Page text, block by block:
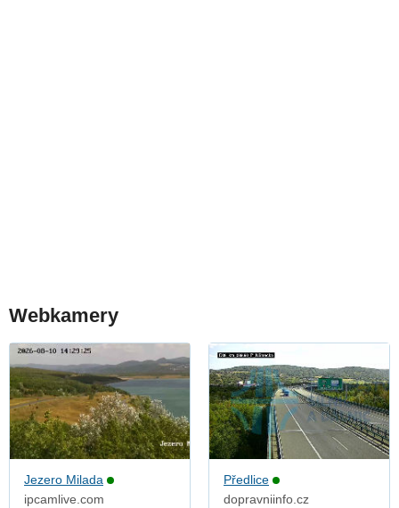
Webkamery
Jezero Milada
ipcamlive.com
Předlice
dopravniinfo.cz